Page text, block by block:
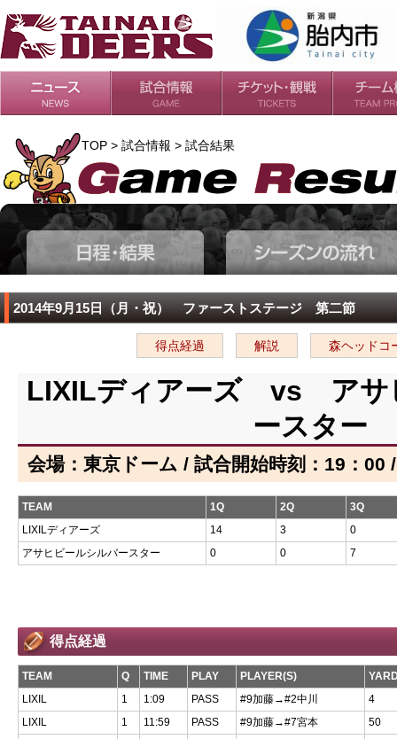
日程・結果
シーズンの流れ チケット
会場・アクセス
ルールガイド
TOP > 試合情報 > 試合結果
2014年9月15日（月・祝） ファーストステージ 第二節
得点経過 解説 森ヘッドコ
LIXILディアーズ vs アサ
ースター
会場：東京ドーム / 試合開始時刻：19：00
TEAM 1Q 2Q
3Q
LIXILディアーズ
14 3
0
アサヒビールシルバースター
0 0 7
得点経過
TEAM Q TIME PLAY PLAYER(S)
LIXIL
1 1:09 PASS #9加藤→#2中川
4
LIXIL
1 11:59 PASS #9加藤→#7宮本
50